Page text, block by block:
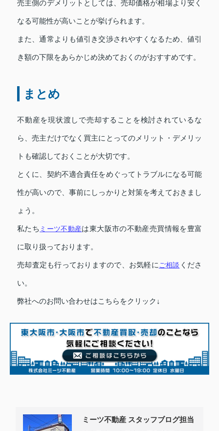
売主側のデメリットとしては、売却価格が相場より安く
なる可能性が高いことが挙げられます。
また、通常よりも値引き交渉されやすくなるため、値引
き額の下限をあらかじめ決めておくのがおすすめです。
まとめ
不動産を現状渡しで売却することを検討されているな
ら、売主だけでなく買主にとってのメリット・デメリッ
トも確認しておくことが大切です。
とくに、契約不適合責任をめぐってトラブルになる可能
性が高いので、事前にしっかりと対策を考えておきまし
ょう。
私たち ミーツ不動産は東大阪市の不動産売買情報を豊富
に取り扱っております。
売却査定も行っておりますので、お気軽に ご相談 くださ
い。
弊社へのお問い合わせはこちらをクリック↓
ミーツ不動産 スタッフブログ担当